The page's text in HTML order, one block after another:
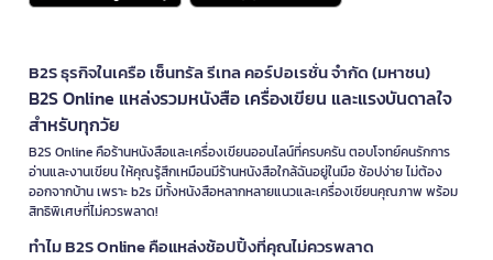
B2S ธุรกิจในเครือ เซ็นทรัล รีเทล คอร์ปอเรชั่น จำกัด (มหาชน)
B2S Online แหล่งรวมหนังสือ เครื่องเขียน และแรงบันดาลใจ
สำหรับทุกวัย
B2S Online คือร้านหนังสือและเครื่องเขียนออนไลน์ที่ครบครัน ตอบโจทย์คนรักการ
อ่านและงานเขียน ให้คุณรู้สึกเหมือนมีร้านหนังสือใกล้ฉันอยู่ในมือ ช้อปง่าย ไม่ต้อง
ออกจากบ้าน เพราะ b2s มีทั้งหนังสือหลากหลายแนวและเครื่องเขียนคุณภาพ พร้อม
สิทธิพิเศษที่ไม่ควรพลาด!
ทำไม B2S Online คือแหล่งช้อปปิ้งที่คุณไม่ควรพลาด